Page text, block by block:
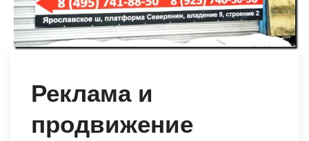
Реклама и
продвижение